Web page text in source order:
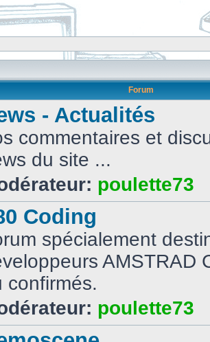
Forum
- Actualités
commentaires et
du site ...
poulette73
Coding
spécialement
AMSTRAD
confirmés.
poulette73